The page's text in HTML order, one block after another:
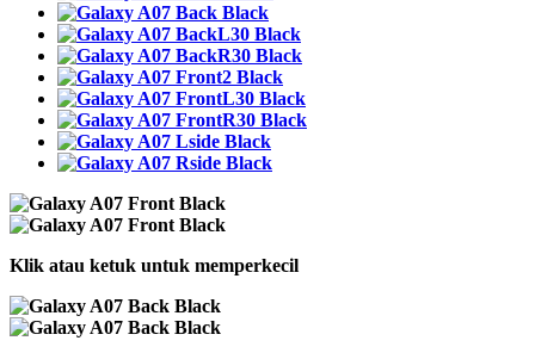
Klik atau ketuk untuk memperkecil